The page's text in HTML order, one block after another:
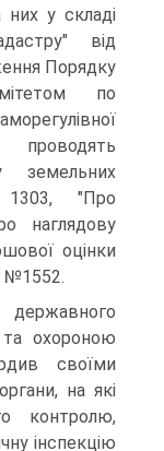
у складі
від
Порядку
по
проводять
земельних
"Про
наглядову
оцінки
№1552.
державного
охороною
своїми
на які
контролю,
інспекцію